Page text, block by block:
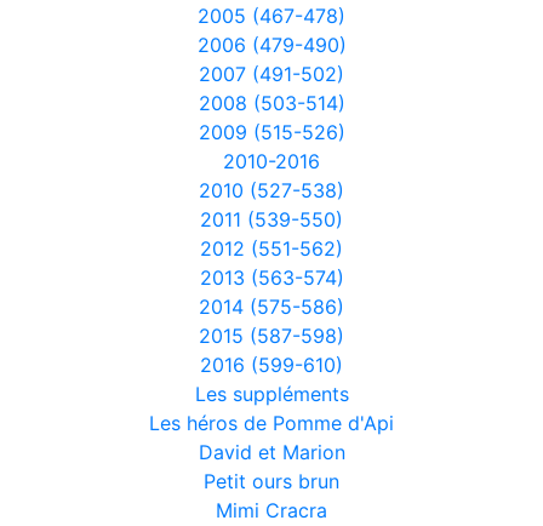
2005 (467-478)
2006 (479-490)
2007 (491-502)
2008 (503-514)
2009 (515-526)
2010-2016
2010 (527-538)
2011 (539-550)
2012 (551-562)
2013 (563-574)
2014 (575-586)
2015 (587-598)
2016 (599-610)
Les suppléments
Les héros de Pomme d'Api
David et Marion
Petit ours brun
Mimi Cracra